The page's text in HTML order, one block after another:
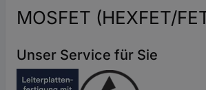
MOSFET (HEXFET/
Unser Service für Sie